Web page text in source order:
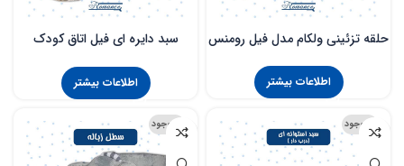
حلقه تزئینی ولکام مدل فیل رومنس
اطلاعات بیشتر
سبد دایره ای فیل اتاق کودک
اطلاعات بیشتر
ناموجود ناموجود